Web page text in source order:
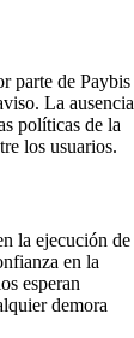
parte de Paybis
La ausencia
políticas de la
los usuarios.
la ejecución de
en la
esperan
demora